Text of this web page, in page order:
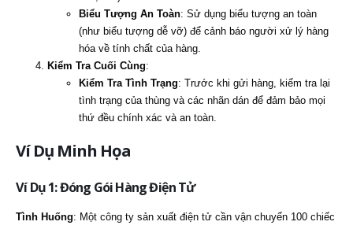
Biểu Tượng An Toàn: Sử dụng biểu tượng an toàn
(như biểu tượng dễ vỡ) để cảnh báo người xử lý hàng
hóa về tính chất của hàng.
Kiểm Tra Cuối Cùng:
Kiểm Tra Tình Trạng: Trước khi gửi hàng, kiểm tra lại
tình trạng của thùng và các nhãn dán để đảm bảo mọi
thứ đều chính xác và an toàn.
Ví Dụ Minh Họa
Ví Dụ 1: Đóng Gói Hàng Điện Tử
Tình Huống: Một công ty sản xuất điện tử cần vận chuyển 100 chiếc